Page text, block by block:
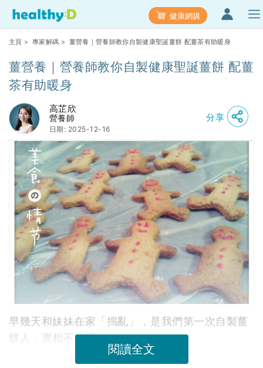
健康網購
主頁 > 專家解碼 > 薑營養｜營養師教你自製健康聖誕薑餅 配薑茶有助暖身
薑營養｜營養師教你自製健康聖誕薑餅 配薑
茶有助暖身
高芷欣
營養師
日期: 2025-12-16
分享
早幾天和妹妹在家「搗亂」，是我們第一次自製薑
餅人，賣相不錯吧～
閱讀全文